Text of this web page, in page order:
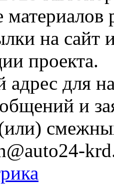
материалов
на сайт
проекта.
адрес для
и